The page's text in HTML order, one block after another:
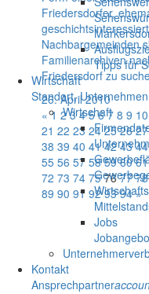
Friedersdorfer,
Nachbargemeinden
Familienarchiven
Friedersdorf zu
26. April 2010
« 1 2 3 4 5 6 7 8 9 10
21 22 23 24 25 26 27
38 39 40 41 42 43 44
55 56 57 58 59 60 61
72 73 74 75 76 77 78
89 90 91 92 93 94 »
Tipps für
Wirtschaft
Standort,
Wirtschaft
Jobs
Kontakt
Ansprechpartner